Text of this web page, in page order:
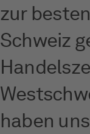
zur
Schweiz
haben